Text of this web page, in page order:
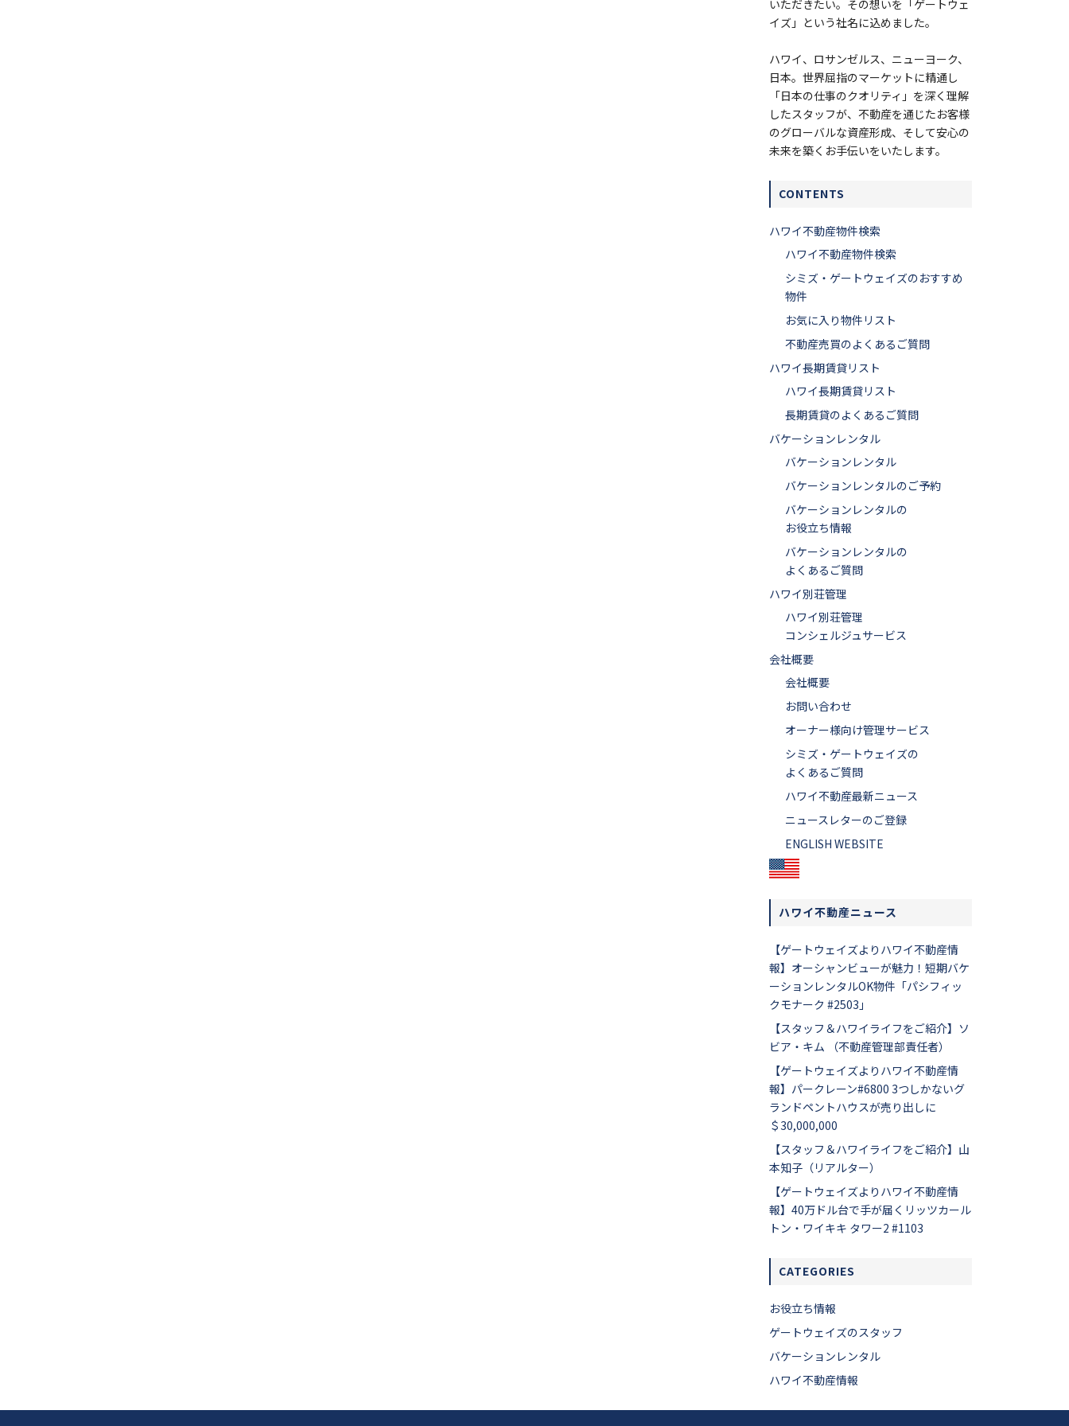
いただきたい。その想いを「ゲートウェ
イズ」という社名に込めました。
ハワイ、ロサンゼルス、ニューヨーク、
日本。世界屈指のマーケットに精通し
「日本の仕事のクオリティ」を深く理解
したスタッフが、不動産を通じたお客様
のグローバルな資産形成、そして安心の
未来を築くお手伝いをいたします。
CONTENTS
ハワイ不動産物件検索
ハワイ不動産物件検索
シミズ・ゲートウェイズのおすすめ
物件
お気に入り物件リスト
不動産売買のよくあるご質問
ハワイ長期賃貸リスト
ハワイ長期賃貸リスト
長期賃貸のよくあるご質問
バケーションレンタル
バケーションレンタル
バケーションレンタルのご予約
バケーションレンタルの
お役立ち情報
バケーションレンタルの
よくあるご質問
ハワイ別荘管理
ハワイ別荘管理
コンシェルジュサービス
会社概要
会社概要
お問い合わせ
オーナー様向け管理サービス
シミズ・ゲートウェイズの
よくあるご質問
ハワイ不動産最新ニュース
ニュースレターのご登録
ENGLISH WEBSITE
ハワイ不動産ニュース
【ゲートウェイズよりハワイ不動産情
報】オーシャンビューが魅力！短期バケ
ーションレンタルOK物件「パシフィッ
クモナーク #2503」
【スタッフ＆ハワイライフをご紹介】ソ
ビア・キム （不動産管理部責任者）
【ゲートウェイズよりハワイ不動産情
報】パークレーン#6800 3つしかないグ
ランドペントハウスが売り出しに
＄30,000,000
【スタッフ＆ハワイライフをご紹介】山
本知子（リアルター）
【ゲートウェイズよりハワイ不動産情
報】40万ドル台で手が届くリッツカール
トン・ワイキキ タワー2 #1103
CATEGORIES
お役立ち情報
ゲートウェイズのスタッフ
バケーションレンタル
ハワイ不動産情報